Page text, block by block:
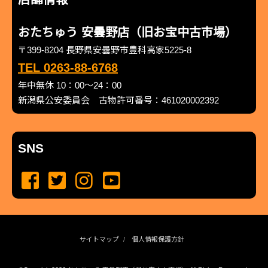
おたちゅう 安曇野店（旧お宝中古市場）
〒399-8204 長野県安曇野市豊科高家5225-8
TEL 0263-88-6768
年中無休 10：00～24：00
新潟県公安委員会 古物許可番号：461020002392
SNS
サイトマップ 個人情報保護方針